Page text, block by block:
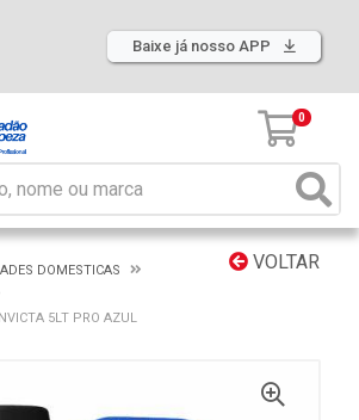
Baixe já nosso APP
0
VOLTAR
DOMESTICAS
5LT PRO AZUL